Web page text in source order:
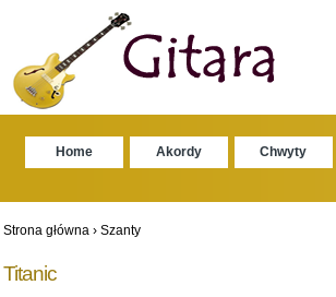
Home Akordy Chwyty
Strona główna› Szanty
Titanic